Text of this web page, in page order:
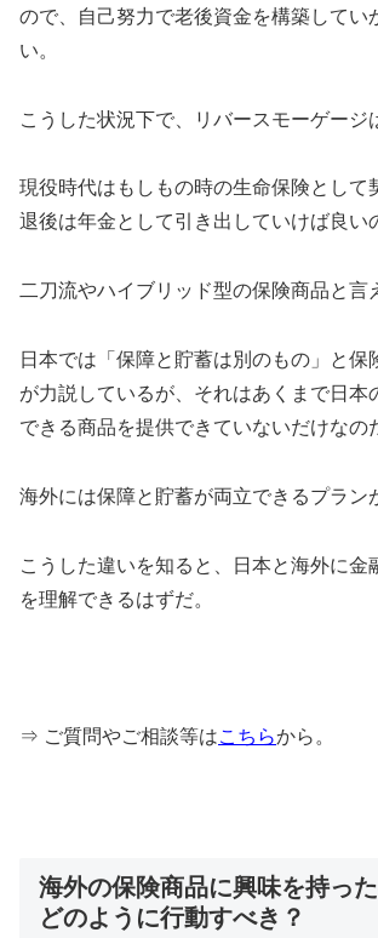
ので、自己努力で老後資金を構築してい
い。
こうした状況下で、リバースモーゲージ
現役時代はもしもの時の生命保険として
退後は年金として引き出していけば良い
二刀流やハイブリッド型の保険商品と言
日本では「保障と貯蓄は別のもの」と保
が力説しているが、それはあくまで日本
できる商品を提供できていないだけなの
海外には保障と貯蓄が両立できるプラン
こうした違いを知ると、日本と海外に金
を理解できるはずだ。
⇒ ご質問やご相談等はこちらから。
海外の保険商品に興味を持った
どのように行動すべき？